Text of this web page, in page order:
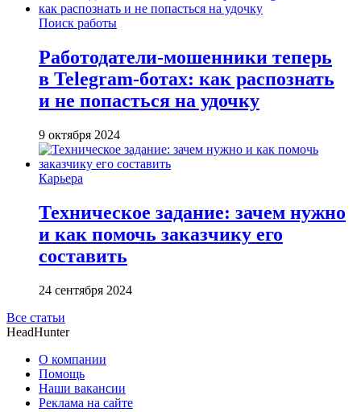
Поиск работы
Работодатели-мошенники теперь
в Telegram-ботах: как распознать
и не попасться на удочку
9 октября 2024
Карьера
Техническое задание: зачем нужно
и как помочь заказчику его
составить
24 сентября 2024
Все статьи
HeadHunter
О компании
Помощь
Наши вакансии
Реклама на сайте